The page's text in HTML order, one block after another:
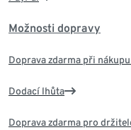
Možnosti dopravy
Doprava zdarma při
Dodací lhůta
Doprava zdarma pro